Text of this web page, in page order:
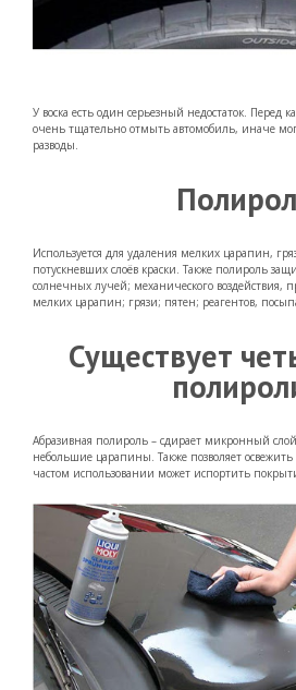
У воска есть один серьезный недостаток.
очень тщательно отмыть автомобиль, иначе
разводы.
Используется для удаления мелких царапин,
потускневших слоёв краски. Также полироль
солнечных лучей; механического воздействия,
мелких царапин; грязи; пятен; реагентов,
Существует
Абразивная полироль – сдирает микронный слой
небольшие царапины. Также позволяет
частом использовании может испортить